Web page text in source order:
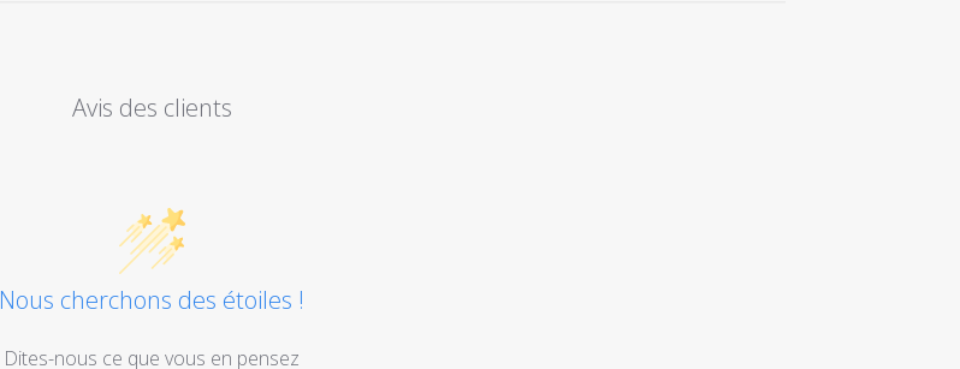
Avis des clients
Nous cherchons des étoiles !
Dites-nous ce que vous en pensez